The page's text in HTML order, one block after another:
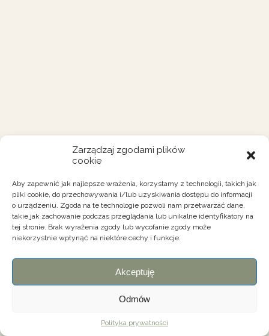
Zarządzaj zgodami plików
cookie
Aby zapewnić jak najlepsze wrażenia, korzystamy z technologii, takich jak
pliki cookie, do przechowywania i/lub uzyskiwania dostępu do informacji
o urządzeniu. Zgoda na te technologie pozwoli nam przetwarzać dane,
takie jak zachowanie podczas przeglądania lub unikalne identyfikatory na
tej stronie. Brak wyrażenia zgody lub wycofanie zgody może
niekorzystnie wpłynąć na niektóre cechy i funkcje.
Akceptuję
Odmów
Polityka prywatności